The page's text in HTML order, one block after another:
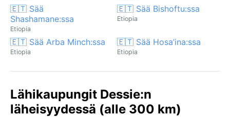
🇪🇹 Sää
Shashamane:ssa
Etiopia
🇪🇹 Sää Bishoftu:ssa
Etiopia
🇪🇹 Sää Arba Minch:ssa
Etiopia
🇪🇹 Sää Hosa’ina:ssa
Etiopia
Lähikaupungit Dessie:n
läheisyydessä (alle 300 km)